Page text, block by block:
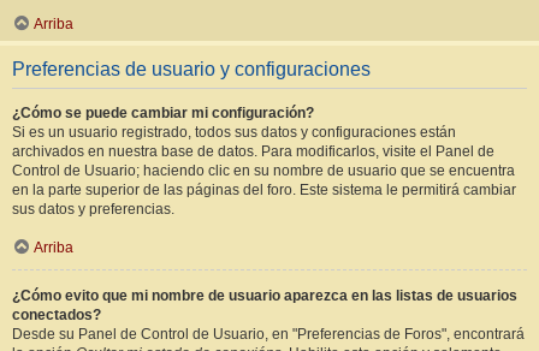
Arriba
Preferencias de usuario y configuraciones
¿Cómo se puede cambiar mi configuración?
Si es un usuario registrado, todos sus datos y configuraciones están
archivados en nuestra base de datos. Para modificarlos, visite el Panel de
Control de Usuario; haciendo clic en su nombre de usuario que se encuentra
en la parte superior de las páginas del foro. Este sistema le permitirá cambiar
sus datos y preferencias.
Arriba
¿Cómo evito que mi nombre de usuario aparezca en las listas de usuarios
conectados?
Desde su Panel de Control de Usuario, en "Preferencias de Foros", encontrará